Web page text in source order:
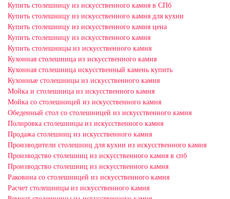
Купить столешницу из искусственного камня в СПб
Купить столешницу из искусственного камня для кухни
Купить столешницу из искусственного камня цена
Купить столешницу из искусственного камня
Купить столешницы из искусственного камня
Кухонная столешница из искусственного камня
Кухонная столешница искусственный камень купить
Кухонные столешницы из искусственного камня
Мойка и столешница из искусственного камня
Мойка со столешницей из искусственного камня
Обеденный стол со столешницей из искусственного камня
Полировка столешницы из искусственного камня
Продажа столешниц из искусственного камня
Производители столешниц для кухни из искусственного камня
Производство столешниц из искусственного камня в спб
Производство столешниц из искусственного камня
Раковина со столешницей из искусственного камня
Расчет столешницы из искусственного камня